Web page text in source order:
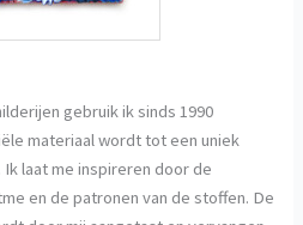
gebruik ik sinds 1990
materiaal wordt tot een uniek
laat me inspireren door de
en de patronen van de stoffen. De